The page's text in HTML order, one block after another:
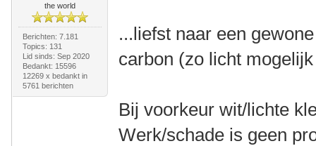
the world
Berichten: 7.181
Topics: 131
Lid sinds: Sep 2020
Bedankt: 15596
12269 x bedankt in
5761 berichten
...liefst naar een
carbon (zo licht
Bij voorkeur wit/lichte
Werk/schade is geen